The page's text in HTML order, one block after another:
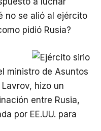
no se alió al ejército
pidió Rusia?
ministro de Asuntos
hizo un
entre Rusia,
por EE.UU. para